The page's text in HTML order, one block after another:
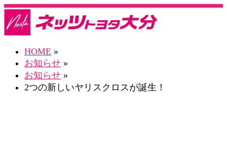
HOME »
お知らせ »
お知らせ »
2つの新しいヤリスクロスが誕生！